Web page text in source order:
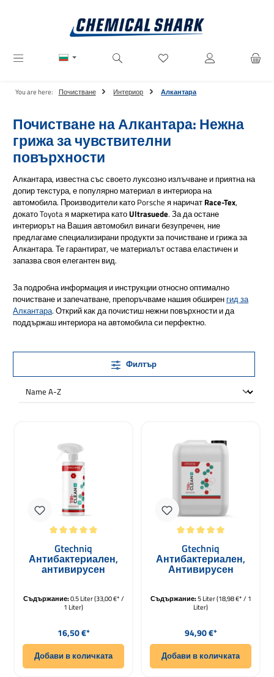
Имате 0 артикули от
You are here: Почистване Интериор Алкантара
Почистване на Алкантара: Нежна
грижа за чувствителни
повърхности
Алкантара, известна със своето луксозно излъчване и приятна на
допир текстура, е популярно материал в интериора на
автомобила. Производители като Porsche я наричат Race-Tex,
докато Toyota я маркетира катоUltrasuede. За да остане
интериорът на Вашия автомобил винаги безупречен, ние
предлагаме специализирани продукти за почистване и грижа за
Алкантара. Те гарантират, че материалът остава еластичен и
запазва своя елегантен вид.
За подробна информация и инструкции относно оптимално
почистване и запечатване, препоръчваме нашия обширенгид за
Алкантара. Открий как да почистиш нежни повърхности и да
поддържаш интериора на автомобила си перфектно.
Филтър
Gtechniq
Антибактериален,
антивирусен
вътрешен
препарат TriClean I2
500ml
Съдържание:0.5 Liter(33,00 €* /
1 Liter)
Редовна цена:
16,50 €*
Добави в количката
Gtechniq
Антибактериален,
Антивирусен
Вътрешен Чистач
Съдържание:5 Liter(18,98 €* / 1
Liter)
Редовна цена:
94,90 €*
Добави в количката